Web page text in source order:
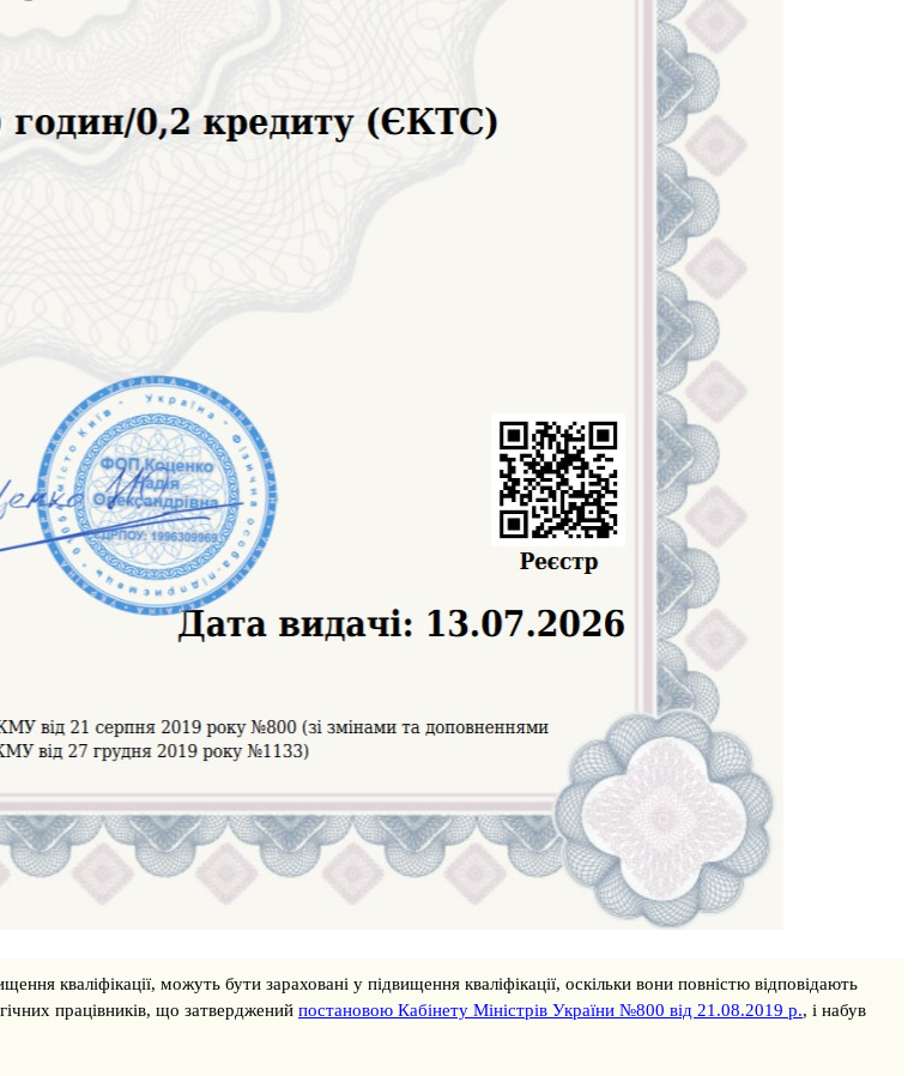
кваліфікації, можуть бути зараховані у підвищення кваліфікації, оскільки вони повністю відповідають
працівників, що затверджений постановою Кабінету Міністрів України №800 від 21.08.2019 р., і набув